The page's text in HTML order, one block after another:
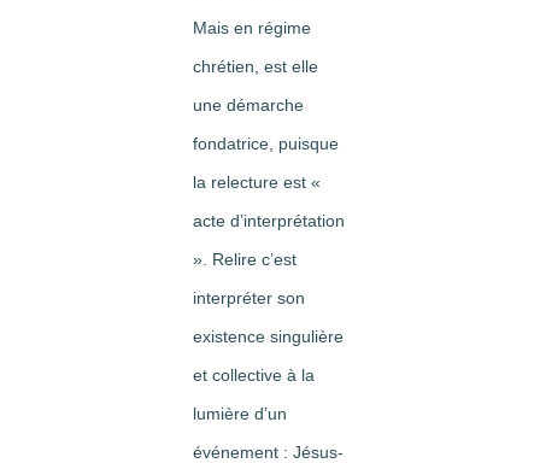
Mais en régime
chrétien, est elle
une démarche
fondatrice, puisque
la relecture est «
acte d’interprétation
». Relire c’est
interpréter son
existence singulière
et collective à la
lumière d’un
événement : Jésus-